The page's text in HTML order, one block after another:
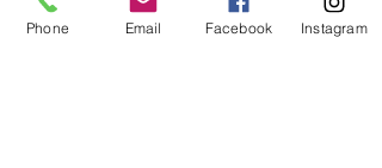
Phone Email Facebook Instagram